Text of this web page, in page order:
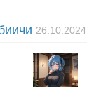
26.10.2024